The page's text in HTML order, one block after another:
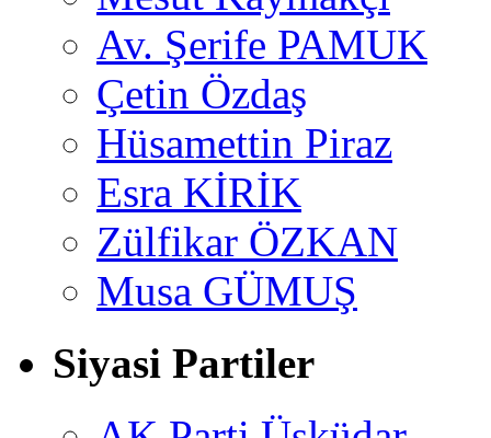
Av. Şerife PAMUK
Çetin Özdaş
Hüsamettin Piraz
Esra KİRİK
Zülfikar ÖZKAN
Musa GÜMUŞ
Siyasi Partiler